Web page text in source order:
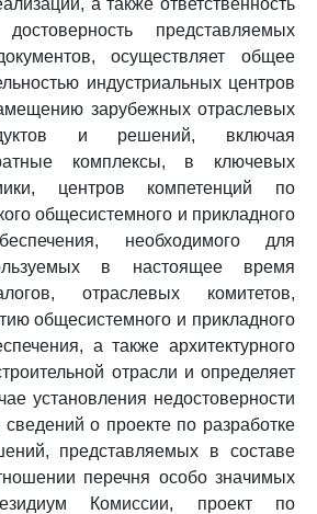
а также ответственность
представляемых
осуществляет общее
индустриальных центров
зарубежных отраслевых
и решений, включая
комплексы, в ключевых
центров компетенций по
общесистемного и прикладного
необходимого для
в настоящее время
отраслевых комитетов,
общесистемного и прикладного
а также архитектурного
отрасли и определяет
установления недостоверности
о проекте по разработке
представляемых в составе
перечня особо значимых
Комиссии, проект по